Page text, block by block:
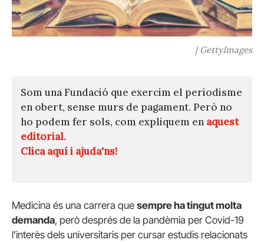
| GettyImages
Som una Fundació que exercim el periodisme
en obert, sense murs de pagament. Però no
ho podem fer sols, com expliquem en aquest
editorial.
Clica aquí i ajuda'ns!
Medicina és una carrera que sempre ha tingut molta
demanda, però després de la pandèmia per Covid-19
l’interès dels universitaris per cursar estudis relacionats